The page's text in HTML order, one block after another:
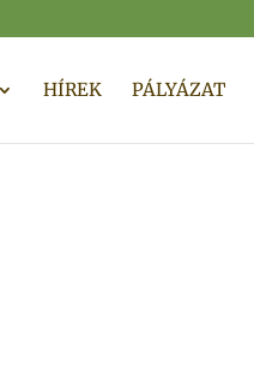
HÍREK PÁLYÁZAT